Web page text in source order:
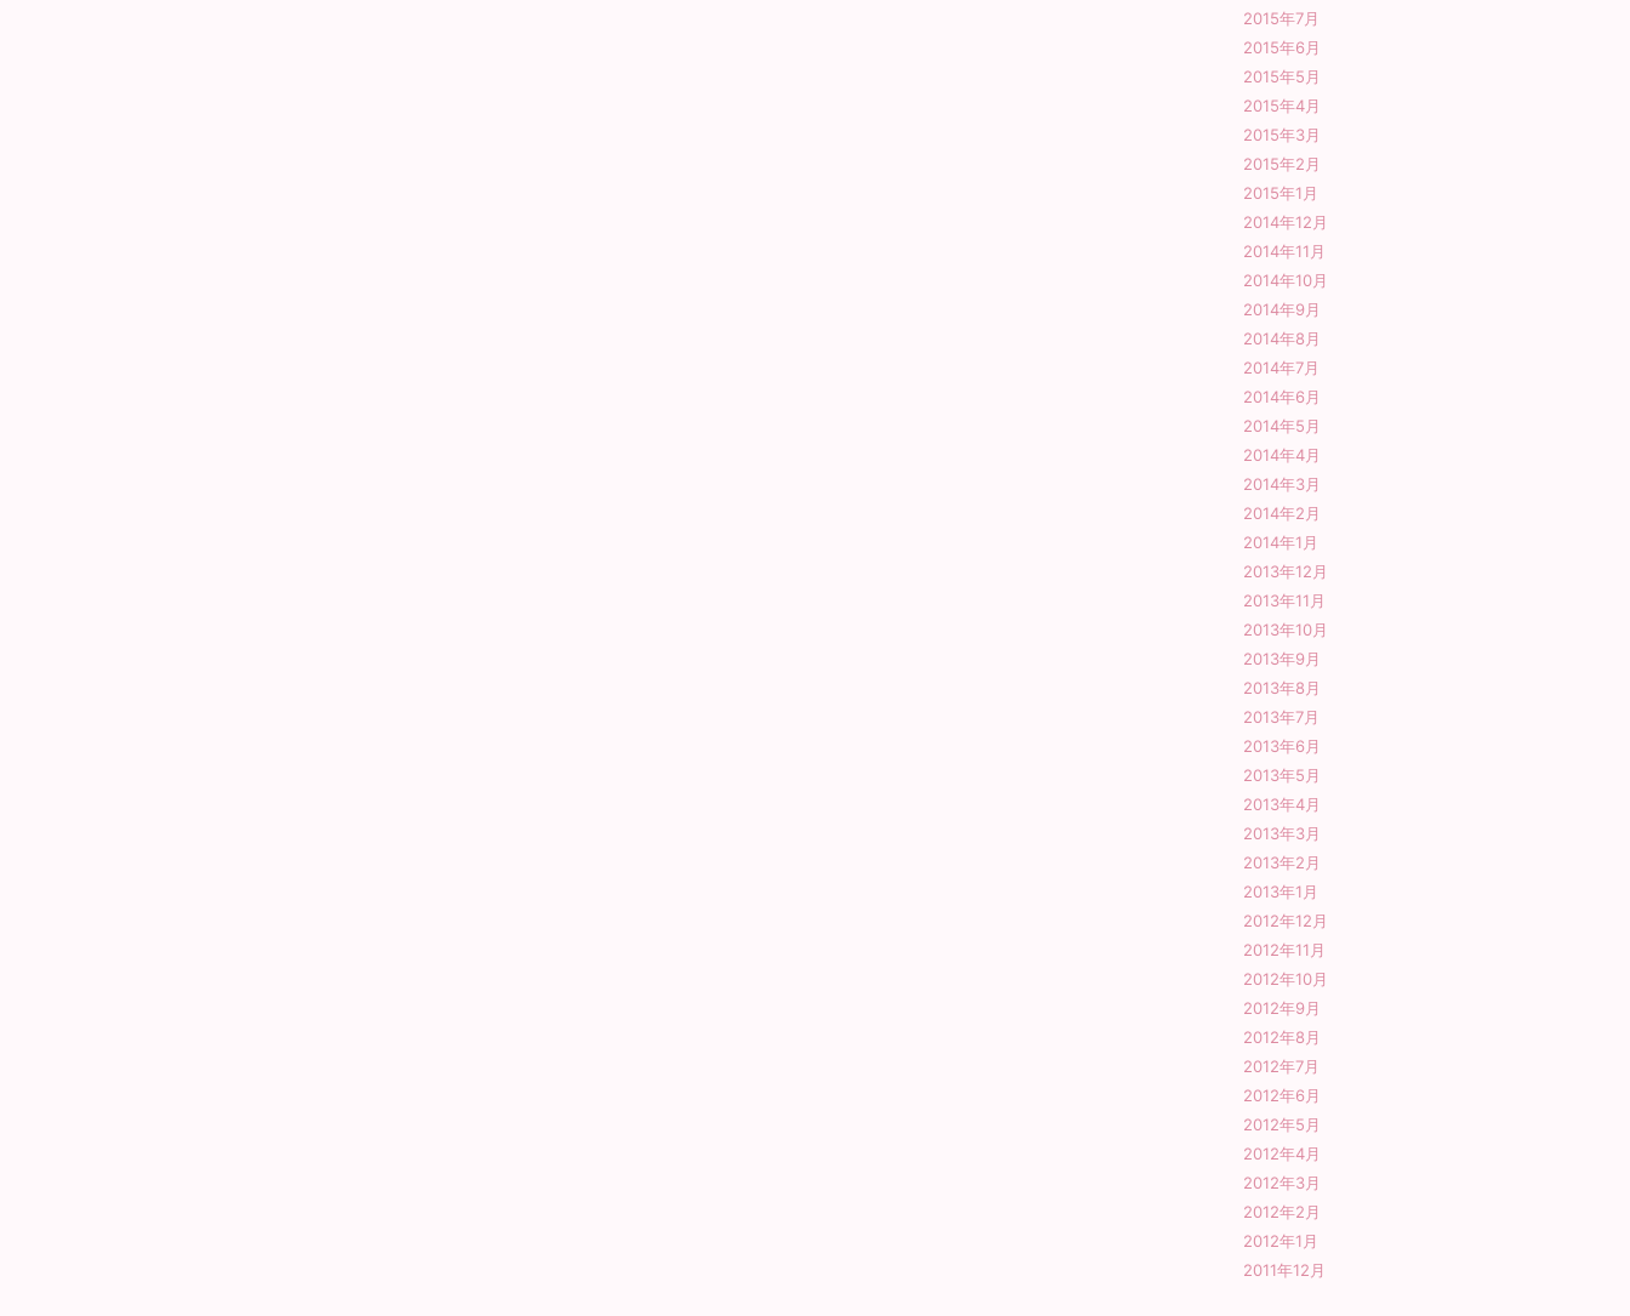
2015年7月
2015年6月
2015年5月
2015年4月
2015年3月
2015年2月
2015年1月
2014年12月
2014年11月
2014年10月
2014年9月
2014年8月
2014年7月
2014年6月
2014年5月
2014年4月
2014年3月
2014年2月
2014年1月
2013年12月
2013年11月
2013年10月
2013年9月
2013年8月
2013年7月
2013年6月
2013年5月
2013年4月
2013年3月
2013年2月
2013年1月
2012年12月
2012年11月
2012年10月
2012年9月
2012年8月
2012年7月
2012年6月
2012年5月
2012年4月
2012年3月
2012年2月
2012年1月
2011年12月